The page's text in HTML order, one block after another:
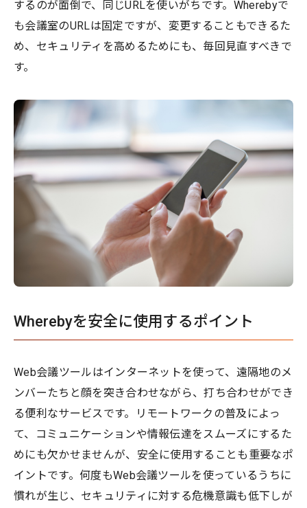
するのが面倒で、同じURLを使いがちです。Wherebyで
も会議室のURLは固定ですが、変更することもできるた
め、セキュリティを高めるためにも、毎回見直すべきで
す。
Wherebyを安全に使用するポイント
Web会議ツールはインターネットを使って、遠隔地のメ
ンバーたちと顔を突き合わせながら、打ち合わせができ
る便利なサービスです。リモートワークの普及によっ
て、コミュニケーションや情報伝達をスムーズにするた
めにも欠かせませんが、安全に使用することも重要なポ
イントです。何度もWeb会議ツールを使っているうちに
慣れが生じ、セキュリティに対する危機意識も低下しが